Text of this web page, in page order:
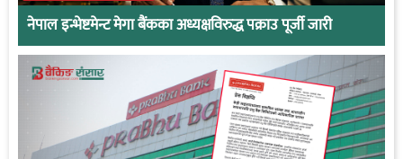
नेपाल इन्भेष्टमेन्ट मेगा बैंकका अध्यक्षविरुद्ध पक्राउ पूर्जी जारी